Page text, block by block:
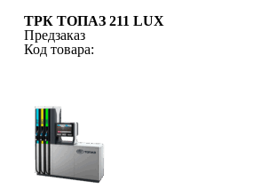
ТРК ТОПАЗ 211 LUX
Предзаказ
Код товара: